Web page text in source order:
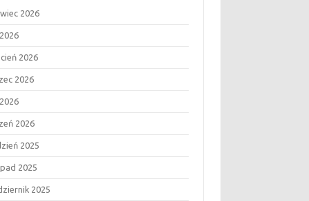
2026
2026
2026
2026
2025
2025
2025